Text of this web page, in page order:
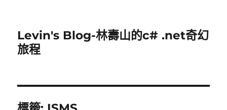
Levin's Blog-林壽山的c# .net奇幻
旅程